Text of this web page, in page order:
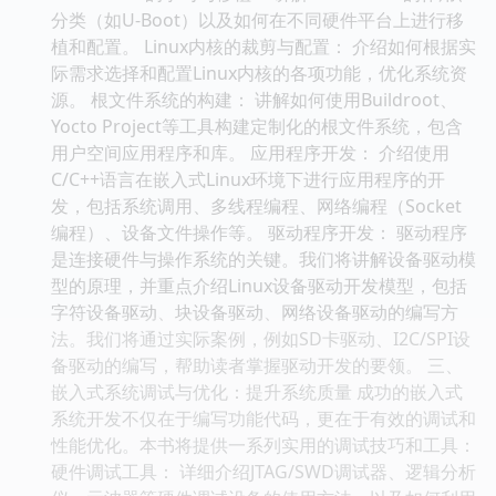
分类（如U-Boot）以及如何在不同硬件平台上进行移
植和配置。 Linux内核的裁剪与配置： 介绍如何根据实
际需求选择和配置Linux内核的各项功能，优化系统资
源。 根文件系统的构建： 讲解如何使用Buildroot、
Yocto Project等工具构建定制化的根文件系统，包含
用户空间应用程序和库。 应用程序开发： 介绍使用
C/C++语言在嵌入式Linux环境下进行应用程序的开
发，包括系统调用、多线程编程、网络编程（Socket
编程）、设备文件操作等。 驱动程序开发： 驱动程序
是连接硬件与操作系统的关键。我们将讲解设备驱动模
型的原理，并重点介绍Linux设备驱动开发模型，包括
字符设备驱动、块设备驱动、网络设备驱动的编写方
法。我们将通过实际案例，例如SD卡驱动、I2C/SPI设
备驱动的编写，帮助读者掌握驱动开发的要领。 三、
嵌入式系统调试与优化：提升系统质量 成功的嵌入式
系统开发不仅在于编写功能代码，更在于有效的调试和
性能优化。本书将提供一系列实用的调试技巧和工具：
硬件调试工具： 详细介绍JTAG/SWD调试器、逻辑分析